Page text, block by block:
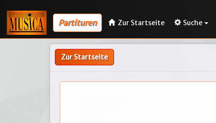
Partituren Zur Startseite Suche
Zur Startseite